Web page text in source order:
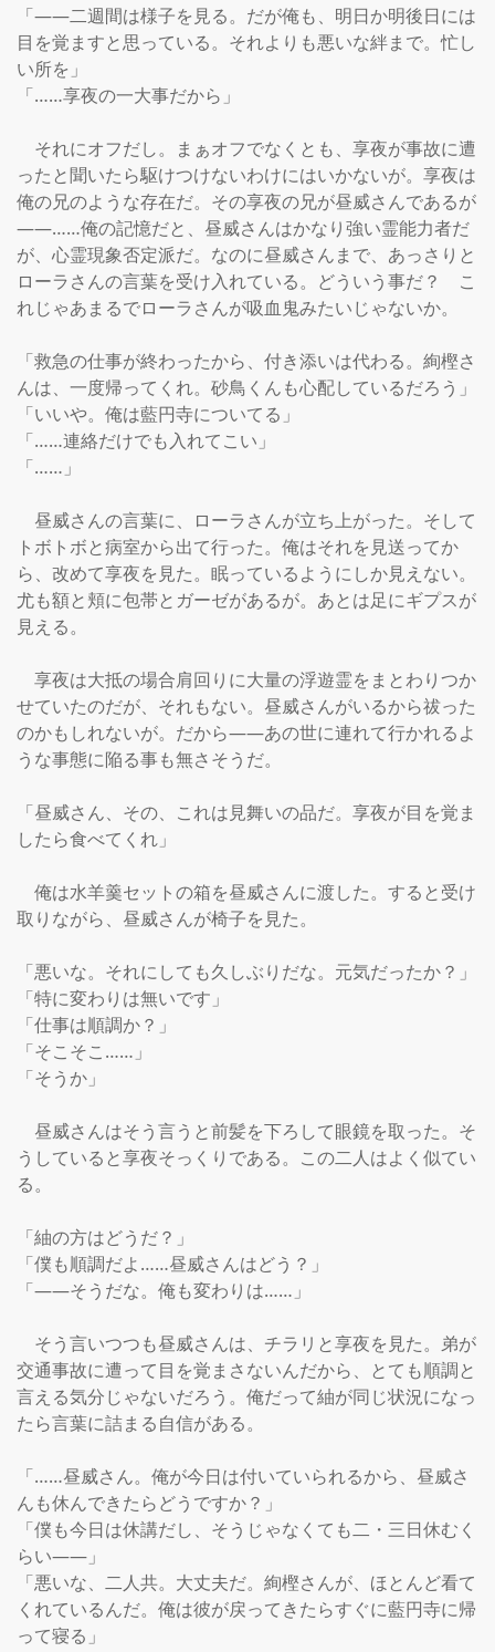
「――二週間は様子を見る。だが俺も、明日か明後日には
目を覚ますと思っている。それよりも悪いな絆まで。忙し
い所を」
「……享夜の一大事だから」
それにオフだし。まぁオフでなくとも、享夜が事故に遭
ったと聞いたら駆けつけないわけにはいかないが。享夜は
俺の兄のような存在だ。その享夜の兄が昼威さんであるが
――……俺の記憶だと、昼威さんはかなり強い霊能力者だ
が、心霊現象否定派だ。なのに昼威さんまで、あっさりと
ローラさんの言葉を受け入れている。どういう事だ？　こ
れじゃあまるでローラさんが吸血鬼みたいじゃないか。
「救急の仕事が終わったから、付き添いは代わる。絢樫さ
んは、一度帰ってくれ。砂鳥くんも心配しているだろう」
「いいや。俺は藍円寺についてる」
「……連絡だけでも入れてこい」
「……」
昼威さんの言葉に、ローラさんが立ち上がった。そして
トボトボと病室から出て行った。俺はそれを見送ってか
ら、改めて享夜を見た。眠っているようにしか見えない。
尤も額と頬に包帯とガーゼがあるが。あとは足にギプスが
見える。
享夜は大抵の場合肩回りに大量の浮遊霊をまとわりつか
せていたのだが、それもない。昼威さんがいるから祓った
のかもしれないが。だから――あの世に連れて行かれるよ
うな事態に陥る事も無さそうだ。
「昼威さん、その、これは見舞いの品だ。享夜が目を覚ま
したら食べてくれ」
俺は水羊羹セットの箱を昼威さんに渡した。すると受け
取りながら、昼威さんが椅子を見た。
「悪いな。それにしても久しぶりだな。元気だったか？」
「特に変わりは無いです」
「仕事は順調か？」
「そこそこ……」
「そうか」
昼威さんはそう言うと前髪を下ろして眼鏡を取った。そ
うしていると享夜そっくりである。この二人はよく似てい
る。
「紬の方はどうだ？」
「僕も順調だよ……昼威さんはどう？」
「――そうだな。俺も変わりは……」
そう言いつつも昼威さんは、チラリと享夜を見た。弟が
交通事故に遭って目を覚まさないんだから、とても順調と
言える気分じゃないだろう。俺だって紬が同じ状況になっ
たら言葉に詰まる自信がある。
「……昼威さん。俺が今日は付いていられるから、昼威さ
んも休んできたらどうですか？」
「僕も今日は休講だし、そうじゃなくても二・三日休むく
らい――」
「悪いな、二人共。大丈夫だ。絢樫さんが、ほとんど看て
くれているんだ。俺は彼が戻ってきたらすぐに藍円寺に帰
って寝る」